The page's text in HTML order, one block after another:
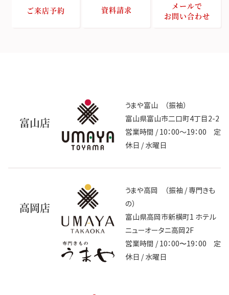
ご来店予約 資料請求
メールで
お問い合わせ
富山店
うまや富山 （振袖）
富山県富山市二口町4丁目2-2
営業時間 / 10：00～19：00 定
休日 / 水曜日
高岡店
うまや高岡 （振袖 / 専門きも
の）
富山県高岡市新横町1 ホテル
ニューオータニ高岡2F
営業時間 / 10：00〜19：00 定
休日 / 水曜日